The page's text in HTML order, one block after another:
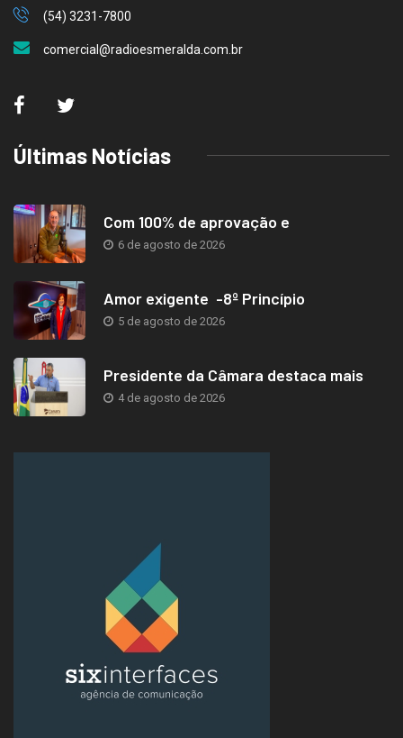
(54) 3231-7800
comercial@radioesmeralda.com.br
Últimas Notícias
Com 100% de aprovação e
6 de agosto de 2026
Amor exigente -8º Princípio
5 de agosto de 2026
Presidente da Câmara destaca mais
4 de agosto de 2026